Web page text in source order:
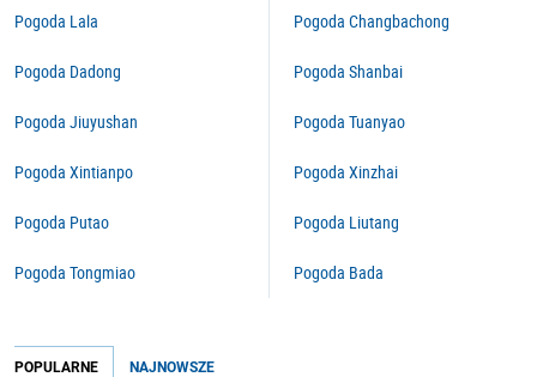
Pogoda Lala
Pogoda Dadong
Pogoda Jiuyushan
Pogoda Xintianpo
Pogoda Putao
Pogoda Tongmiao
Pogoda Changbachong
Pogoda Shanbai
Pogoda Tuanyao
Pogoda Xinzhai
Pogoda Liutang
Pogoda Bada
POPULARNE NAJNOWSZE